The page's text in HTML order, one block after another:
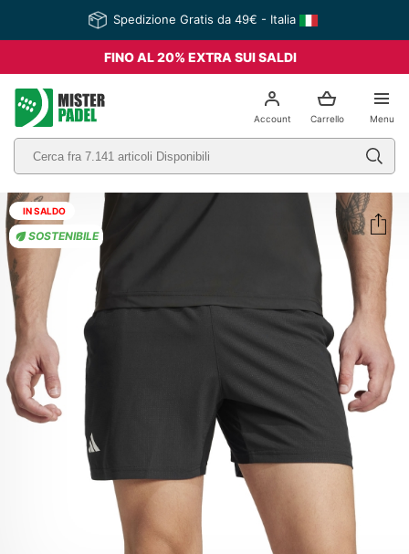
Spedizione Gratis da 49€ - Italia
FINO AL 20% EXTRA SUI SALDI
Menu
Carrello
Account
IN SALDO
SOSTENIBILE